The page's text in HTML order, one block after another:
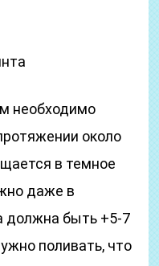
необходимо
около
в темное
даже в
должна быть +5-7
поливать, что